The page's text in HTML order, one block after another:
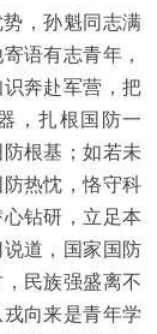
，孙魁同志满
语有志青年，
奔赴军营，把
，扎根国防一
根基；如若未
热忱，恪守科
钻研，立足本
道，国家国防
民族强盛离不
向来是青年学